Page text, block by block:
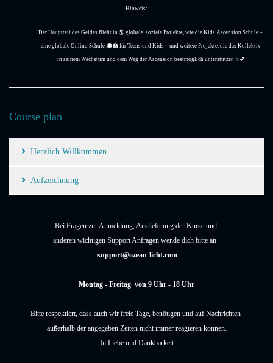
Hinweis:
Der Hauptteil des Geldes fließt in 🌎 globale, soziale Projekte, wie die Kids Ascension Schule –
eine globale Online-Schule 🎓🏫 für Teens und Kids – und weitere Projekte, die das Kollektiv
in seinem Wachstum und dem Weg der Ascension bestmöglich unterstützen ✨💕
Course plan
Herzlich Willkommen
Aufzeichnung
Bei Fragen zur Anmeldung, Auslieferung der Kurse und
anderen wichtigen Support Anfragen wende dich bitte an
support@ozean-licht.com
Montag - Freitag von 9 Uhr - 18 Uhr
Bitte respektiert, dass auch wir freie Tage, benötigen und auf Nachrichten
außerhalb der angegeben Zeiten nicht immer reagieren können.
In Liebe und Dankbarkeit